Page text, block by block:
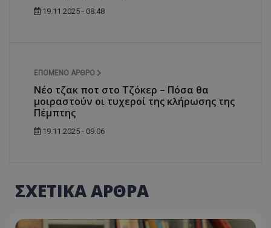
19.11.2025 - 08:48
ΕΠΌΜΕΝΟ ΆΡΘΡΟ
Νέο τζακ ποτ στο Τζόκερ – Πόσα θα
μοιραστούν οι τυχεροί της κλήρωσης της
Πέμπτης
19.11.2025 - 09:06
ΣΧΕΤΙΚΑ ΑΡΘΡΑ